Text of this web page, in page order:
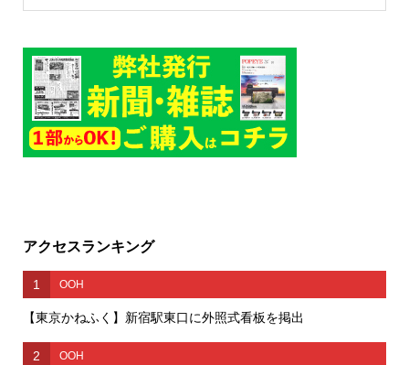
アクセスランキング
1 OOH
【東京かねふく】新宿駅東口に外照式看板を掲出
2 OOH